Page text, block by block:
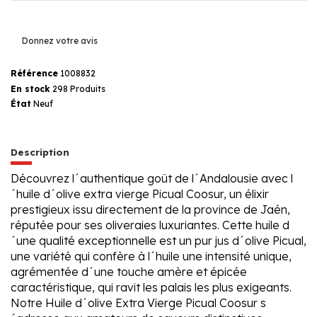
Donnez votre avis
Référence 1008832
En stock 298 Produits
État Neuf
Description
Découvrez l´authentique goût de l´Andalousie avec l
´huile d´olive extra vierge Picual Coosur, un élixir
prestigieux issu directement de la province de Jaén,
réputée pour ses oliveraies luxuriantes. Cette huile d
´une qualité exceptionnelle est un pur jus d´olive Picual,
une variété qui confère à l´huile une intensité unique,
agrémentée d´une touche amère et épicée
caractéristique, qui ravit les palais les plus exigeants.
Notre Huile d´olive Extra Vierge Picual Coosur s